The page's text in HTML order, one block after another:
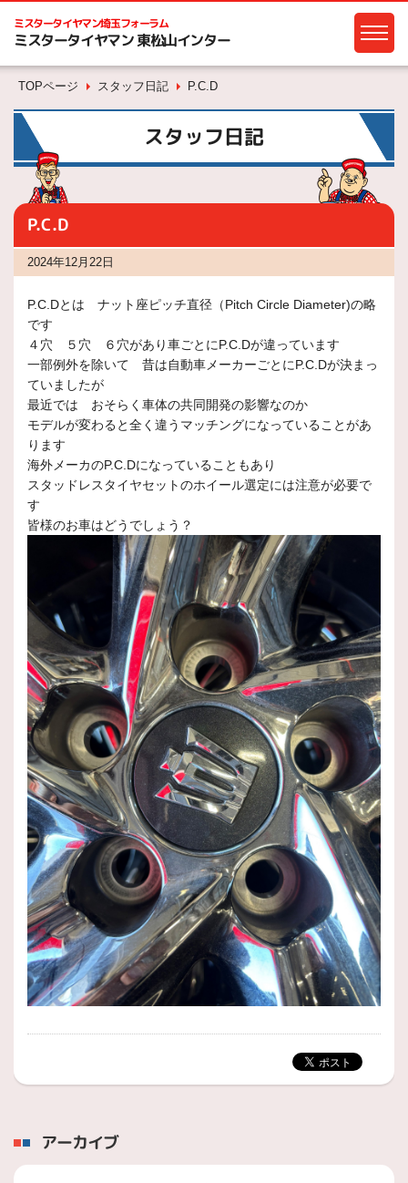
ミスタータイヤマン埼玉フォーラム
ミスタータイヤマン 東松山インター
TOPページ スタッフ日記 P.C.D
スタッフ日記
P.C.D
2024年12月22日
P.C.Dとは ナット座ピッチ直径（Pitch Circle Diameter)の略
です
４穴 ５穴 ６穴があり車ごとにP.C.Dが違っています
一部例外を除いて 昔は自動車メーカーごとにP.C.Dが決まっ
ていましたが
最近では おそらく車体の共同開発の影響なのか
モデルが変わると全く違うマッチングになっていることがあ
ります
海外メーカのP.C.Dになっていることもあり
スタッドレスタイヤセットのホイール選定には注意が必要で
す
皆様のお車はどうでしょう？
アーカイブ